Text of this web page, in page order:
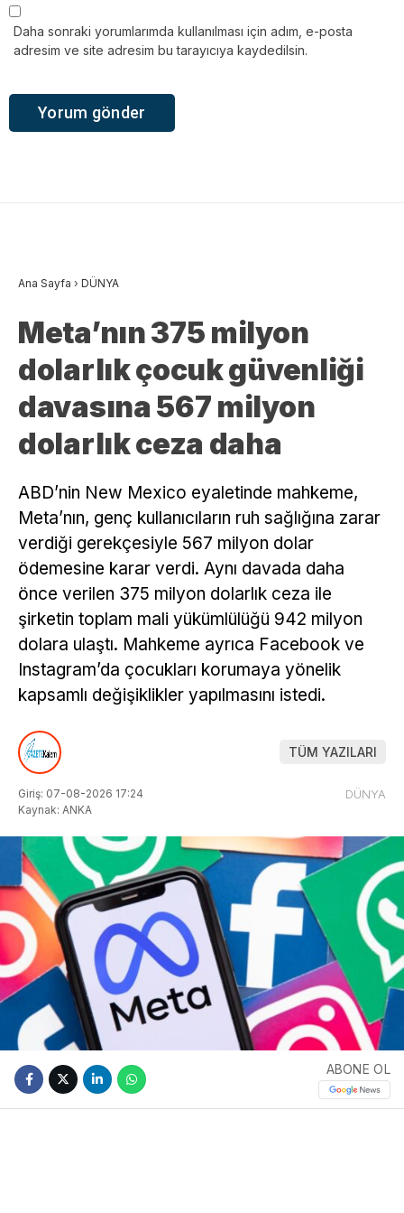
Daha sonraki yorumlarımda kullanılması için adım, e-posta
adresim ve site adresim bu tarayıcıya kaydedilsin.
Ana Sayfa › DÜNYA
Meta’nın 375 milyon
dolarlık çocuk güvenliği
davasına 567 milyon
dolarlık ceza daha
ABD’nin New Mexico eyaletinde mahkeme,
Meta’nın, genç kullanıcıların ruh sağlığına zarar
verdiği gerekçesiyle 567 milyon dolar
ödemesine karar verdi. Aynı davada daha
önce verilen 375 milyon dolarlık ceza ile
şirketin toplam mali yükümlülüğü 942 milyon
dolara ulaştı. Mahkeme ayrıca Facebook ve
Instagram’da çocukları korumaya yönelik
kapsamlı değişiklikler yapılmasını istedi.
TÜM YAZILARI
Giriş: 07-08-2026 17:24
Kaynak: ANKA
DÜNYA
ABONE OL